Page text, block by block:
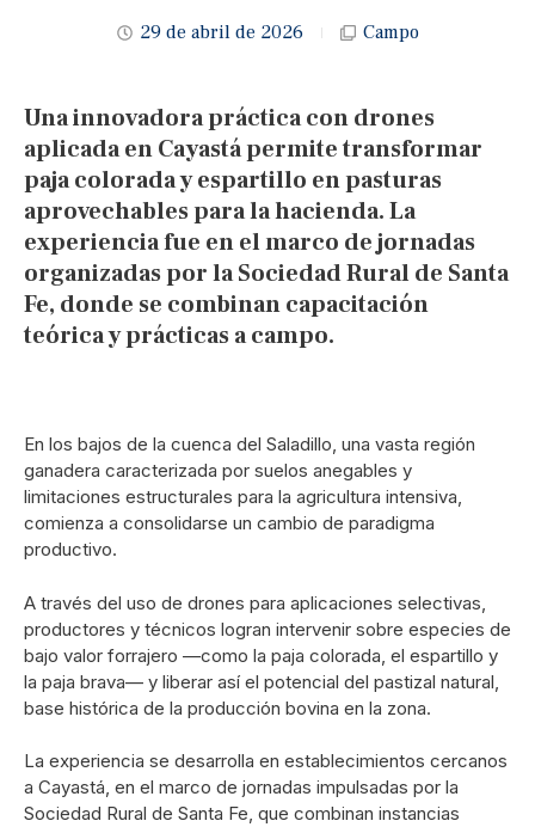
29 de abril de 2026 Campo
Una innovadora práctica con drones
aplicada en Cayastá permite transformar
paja colorada y espartillo en pasturas
aprovechables para la hacienda. La
experiencia fue en el marco de jornadas
organizadas por la Sociedad Rural de Santa
Fe, donde se combinan capacitación
teórica y prácticas a campo.
En los bajos de la cuenca del Saladillo, una vasta región
ganadera caracterizada por suelos anegables y
limitaciones estructurales para la agricultura intensiva,
comienza a consolidarse un cambio de paradigma
productivo.
A través del uso de drones para aplicaciones selectivas,
productores y técnicos logran intervenir sobre especies de
bajo valor forrajero —como la paja colorada, el espartillo y
la paja brava— y liberar así el potencial del pastizal natural,
base histórica de la producción bovina en la zona.
La experiencia se desarrolla en establecimientos cercanos
a Cayastá, en el marco de jornadas impulsadas por la
Sociedad Rural de Santa Fe, que combinan instancias